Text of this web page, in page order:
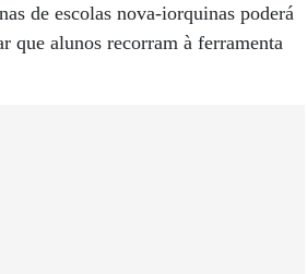
de escolas nova-iorquinas poderá
que alunos recorram à ferramenta